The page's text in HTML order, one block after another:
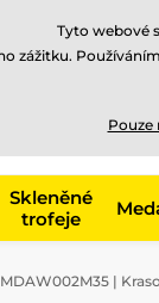
Skleněné
trofeje
|
Tyto webové
zážitku.
Pouze